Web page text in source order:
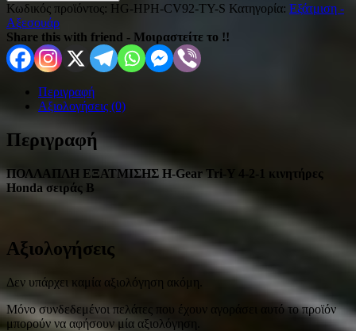
Κωδικός προϊόντος: HG-HPH-CV92-TY-S Κατηγορία: Εξάτμιση -
Αξεσουάρ
Share this with friend - Μοιραστείτε το !!
Περιγραφή
Αξιολογήσεις (0)
Περιγραφή
ΠΟΛΛΑΠΛΗ ΕΞΑΤΜΙΣΗΣ H-Gear Tri-Y 4-2-1 κινητήρες
Honda σειράς B
Αξιολογήσεις
Δεν υπάρχει καμία αξιολόγηση ακόμη.
Μόνο συνδεδεμένοι πελάτες που έχουν αγοράσει αυτό το προϊόν
μπορούν να αφήσουν μία αξιολόγηση.